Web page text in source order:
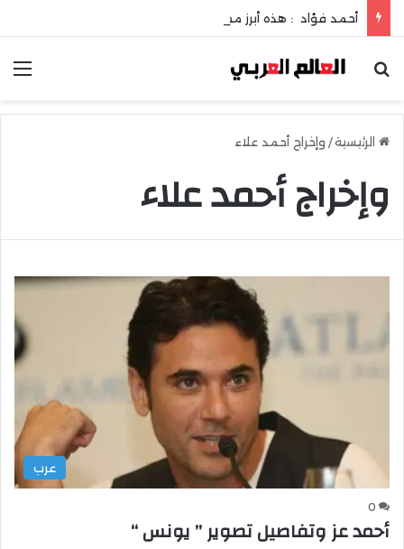
أحمد فؤاد : هذه أبرز مضاعفات حصوات المرارة !
بحث عن
الرئيسية/ وإخراج أحمد علاء
وإخراج أحمد علاء
عرب
0
أحمد عز وتفاصيل تصوير ” يونس “